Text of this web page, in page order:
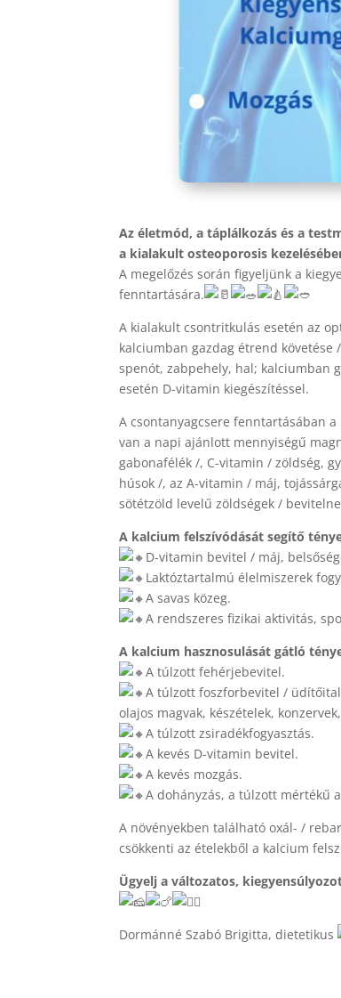
Az életmód, a táplálkozás és a
a kialakult osteoporosis
A megelőzés során figyeljünk a
fenntartására.
A kialakult csontritkulás esetén az
kalciumban gazdag étrend
spenót, zabpehely, hal; kalciumban
esetén D-vitamin kiegészítéssel.
A csontanyagcsere fenntartásában
van a napi ajánlott mennyiségű
gabonafélék /, C-vitamin / zöldség,
húsok /, az A-vitamin / máj,
sötétzöld levelű zöldségek /
A kalcium felszívódását segítő
D-vitamin bevitel / máj,
Laktóztartalmú élelmiszerek
A savas közeg.
A rendszeres fizikai aktivitás,
A kalcium hasznosulását gátló
A túlzott fehérjebevitel.
A túlzott foszforbevitel /
olajos magvak, készételek,
A túlzott zsiradékfogyasztás.
A kevés D-vitamin bevitel.
A kevés mozgás.
A dohányzás, a túlzott mértékű
A növényekben található oxál- /
csökkenti az ételekből a kalcium
Ügyelj a változatos,
Dormánné Szabó Brigitta, dietetikus